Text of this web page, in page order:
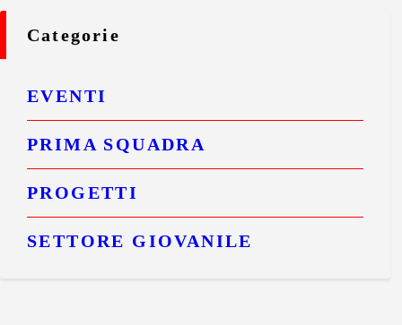
Categorie
EVENTI
PRIMA SQUADRA
PROGETTI
SETTORE GIOVANILE